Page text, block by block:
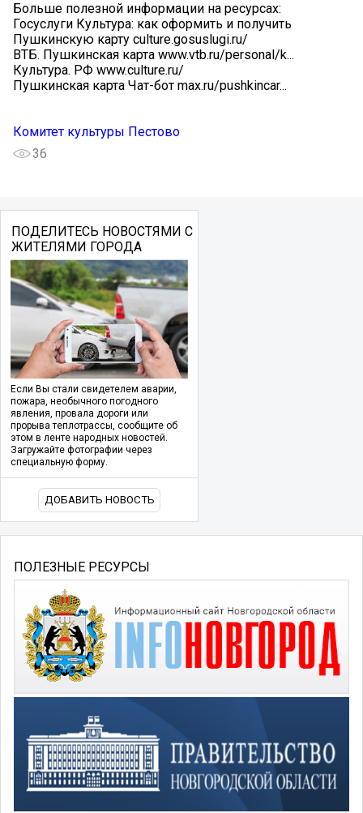
Больше полезной информации на ресурсах:
Госуслуги Культура: как оформить и получить
Пушкинскую карту culture.gosuslugi.ru/
ВТБ. Пушкинская карта www.vtb.ru/personal/k...
Культура. РФ www.culture.ru/
Пушкинская карта Чат-бот max.ru/pushkincar...
Комитет культуры Пестово
36
ПОДЕЛИТЕСЬ НОВОСТЯМИ С
ЖИТЕЛЯМИ ГОРОДА
Если Вы стали свидетелем аварии,
пожара, необычного погодного
явления, провала дороги или
прорыва теплотрассы, сообщите об
этом в ленте народных новостей.
Загружайте фотографии через
специальную форму.
ДОБАВИТЬ НОВОСТЬ
ПОЛЕЗНЫЕ РЕСУРСЫ